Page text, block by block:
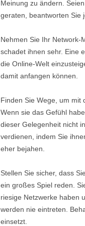
Meinung zu ändern.
geraten, beantworten Sie
Nehmen Sie Ihr Network-
schadet ihnen sehr. Eine
die Online-Welt
damit anfangen können.
Finden Sie Wege, um mit
Wenn sie das Gefühl
dieser Gelegenheit nicht
verdienen, indem Sie
eher bejahen.
Stellen Sie sicher, dass
ein großes Spiel reden.
riesige Netzwerke haben
werden nie eintreten.
einsetzt.